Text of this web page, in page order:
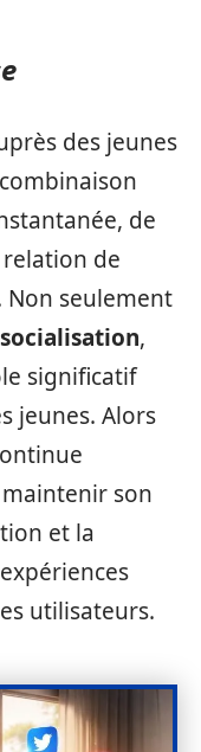
des jeunes
de
relation de
Non seulement
socialisation,
significatif
jeunes. Alors
maintenir son
et la
utilisateurs.